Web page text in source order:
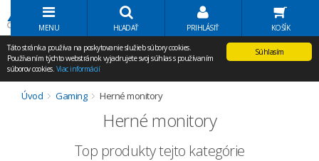
Volať Agem
MENU HĽADAŤ PRIHLÁSIŤ KOŠÍK
Súhlasím
Táto stránka používa na poskytovanie služieb súbory cookies.
Používaním týchto webstránok vyjadrujete svoj súhlas s používaním
súborov cookies. Viac informácií
Úvod Gaming Herné monitory
Herné monitory
Top produkty tejto kategórie